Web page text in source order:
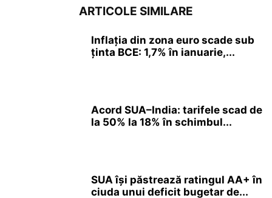
ARTICOLE SIMILARE
Inflația din zona euro scade sub
ținta BCE: 1,7% în ianuarie,...
Acord SUA–India: tarifele scad de
la 50% la 18% în schimbul...
SUA își păstrează ratingul AA+ în
ciuda unui deficit bugetar de...